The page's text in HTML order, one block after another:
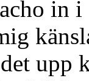
in i
upp